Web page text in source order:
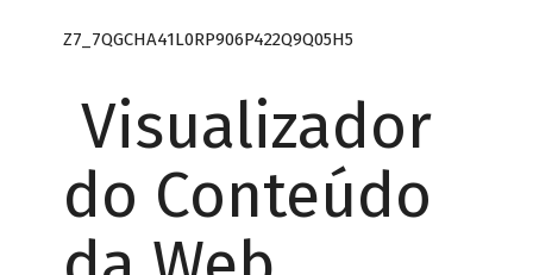
Z7_7QGCHA41L0RP906P422Q9Q05H5
Visualizador
do Conteúdo